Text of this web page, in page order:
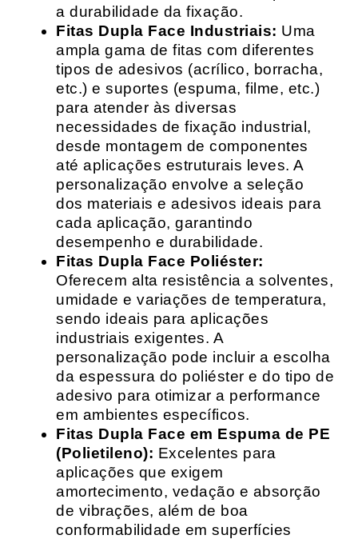
a durabilidade da fixação.
Fitas Dupla Face Industriais: Uma
ampla gama de fitas com diferentes
tipos de adesivos (acrílico, borracha,
etc.) e suportes (espuma, filme, etc.)
para atender às diversas
necessidades de fixação industrial,
desde montagem de componentes
até aplicações estruturais leves. A
personalização envolve a seleção
dos materiais e adesivos ideais para
cada aplicação, garantindo
desempenho e durabilidade.
Fitas Dupla Face Poliéster:
Oferecem alta resistência a solventes,
umidade e variações de temperatura,
sendo ideais para aplicações
industriais exigentes. A
personalização pode incluir a escolha
da espessura do poliéster e do tipo de
adesivo para otimizar a performance
em ambientes específicos.
Fitas Dupla Face em Espuma de PE
(Polietileno): Excelentes para
aplicações que exigem
amortecimento, vedação e absorção
de vibrações, além de boa
conformabilidade em superfícies